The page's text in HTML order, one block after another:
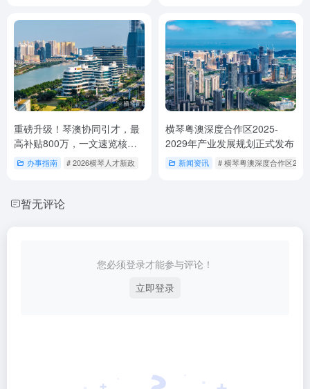
重磅升级！琴澳协同引才，最
高补贴800万，一文速览核心
干货办事指南 # 2026横琴人才新政
横琴粤澳深度合作区2025-
2029年产业发展规划正式发布
新闻资讯 # 横琴粤澳深度合作区
暂无评论
您必须登录才能参与评论！
立即登录